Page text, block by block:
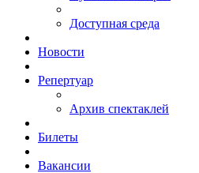
Доступная среда
Новости
Репертуар
Архив спектаклей
Билеты
Вакансии